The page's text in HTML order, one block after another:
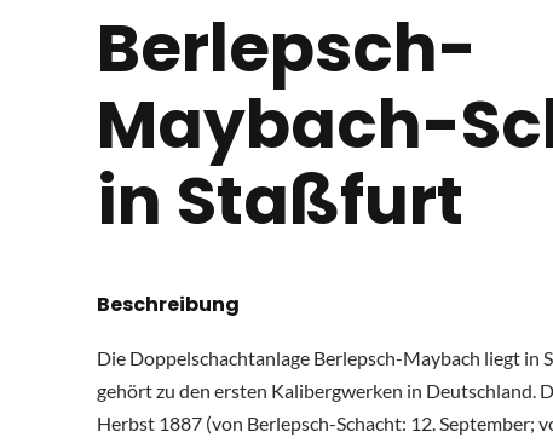
Berlepsch-
Maybach-
in Staßfurt
Beschreibung
Die Doppelschachtanlage Berlepsch-Maybach liegt in
gehört zu den ersten Kalibergwerken in Deutschland.
Herbst 1887 (von Berlepsch-Schacht: 12. September;